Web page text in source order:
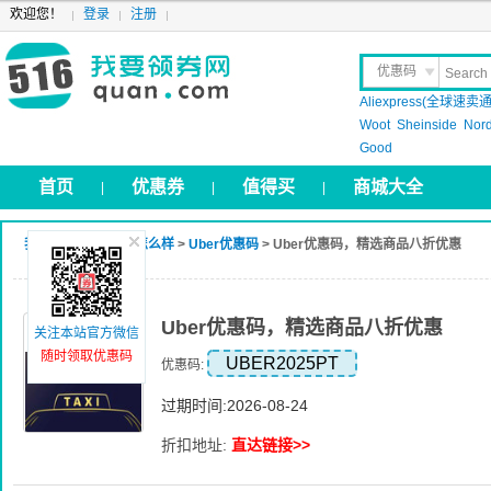
欢迎您！ 登录 注册
优惠码
晒 单
Aliexpress(全球速卖
Woot Sheinside
Good
首页 优惠券 值得买 商城大全
我要领券网 >Uber怎么样 > Uber优惠码 > Uber优惠码，精选商品八折优惠
Uber优惠码，精选商品八折优惠
优惠码: UBER2025PT
过期时间:2026-08-24
折扣地址: 直达链接>>
关注本站官方微信
随时领取优惠码